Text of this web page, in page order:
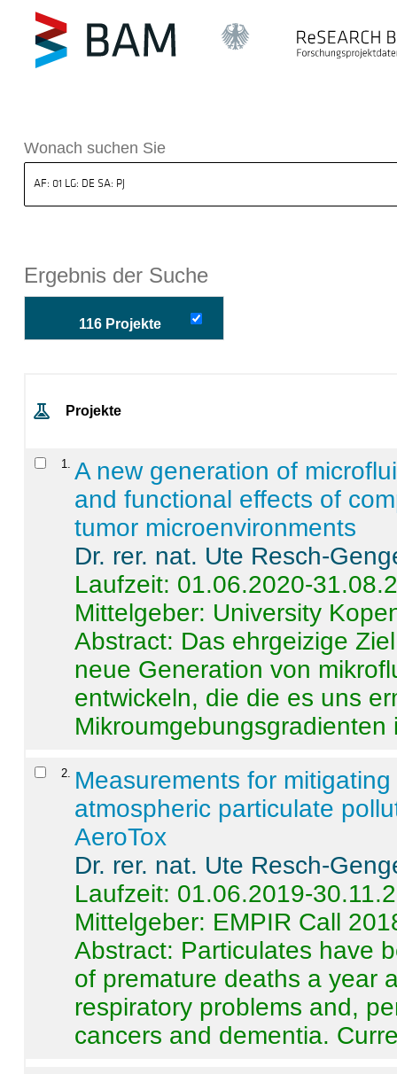
BAM
Wonach suchen Sie
Ergebnis der Suche
116 Projekte
Projekte
1
A new generation of
and functional effects of
tumor microenvironments
Dr. rer. nat. Ute Resch-
Laufzeit: 01.06.2020-
Mittelgeber: University
Abstract: Das ehrgeizige
neue Generation von
entwickeln, die die es uns
Mikroumgebungsgradienten
2
Measurements for
atmospheric particulate
AeroTox
Dr. rer. nat. Ute Resch-
Laufzeit: 01.06.2019-
Mittelgeber: EMPIR Call
Abstract: Particulates have
of premature deaths a year
respiratory problems and,
cancers and dementia.